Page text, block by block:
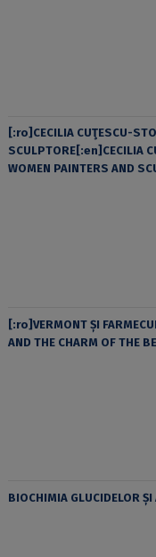
[:ro]CECILIA CUŢESCU-
SCULPTORE[:en]CECILIA
WOMEN PAINTERS AND
[:ro]VERMONT ȘI
AND THE CHARM OF THE
BIOCHIMIA GLUCIDELOR ȘI